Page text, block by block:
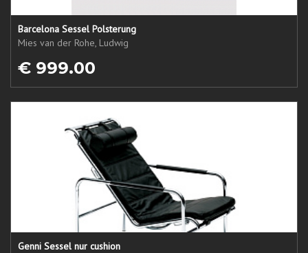
Barcelona Sessel Polsterung
Mies van der Rohe, Ludwig
€ 999.00
Genni Sessel nur cushion